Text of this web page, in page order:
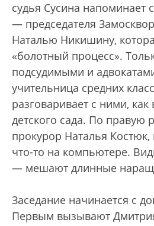
судья Сусина напоминает
— председателя
Наталью Никишину,
«болотный процесс».
подсудимыми и
учительница средних
разговаривает с ними, как
детского сада. По правую
прокурор Наталья Костюк,
что-то на компьютере.
— мешают длинные
Заседание начинается с
Первым вызывают